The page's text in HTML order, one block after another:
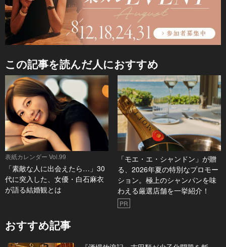
ク
は
この記事を読んだ人におすすめ
表紙カレンダー Vol.99
「素敵な人に出会えたら…」30
代に突入した、女優・白石麻衣
が語る結婚観とは
「モエ・エ・シャンドン」が贈
る、2026年夏の特別なプロモー
ション。極上のシャンパンを味
わえる厳選店舗を一挙紹介！
PR
おすすめ記事